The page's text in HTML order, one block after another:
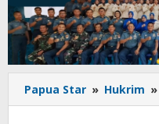
Papua Star » Hukrim »